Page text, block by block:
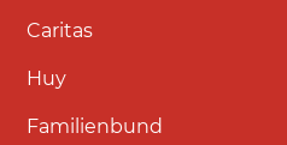
Caritas
Huy
Familienbund